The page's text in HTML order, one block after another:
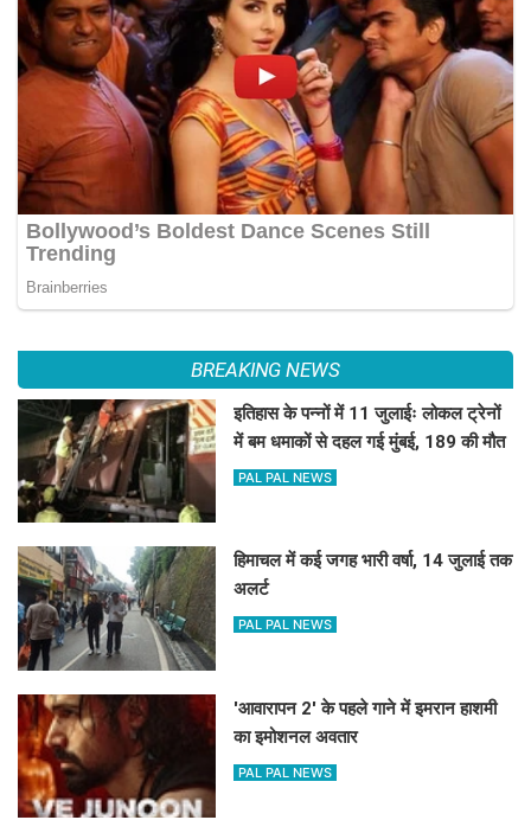
BREAKING NEWS
इतिहास के पन्नों में 11 जुलाईः लोकल ट्रेनों
में बम धमाकों से दहल गई मुंबई, 189 की मौत
PAL PAL NEWS
हिमाचल में कई जगह भारी वर्षा, 14 जुलाई तक
अलर्ट
PAL PAL NEWS
'आवारापन 2' के पहले गाने में इमरान हाशमी
का इमोशनल अवतार
PAL PAL NEWS